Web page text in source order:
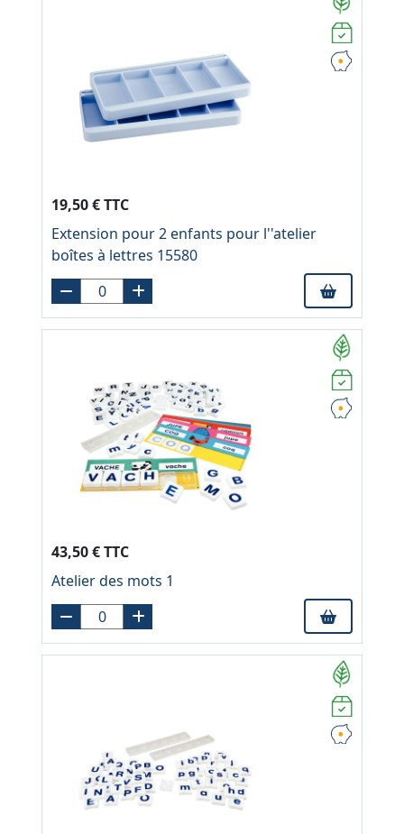
19,50 € TTC
Extension pour 2 enfants pour l''atelier
boîtes à lettres 15580
43,50 € TTC
Atelier des mots 1